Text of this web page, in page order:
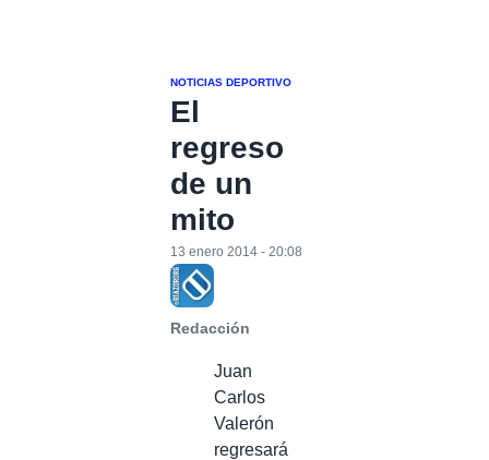
NOTICIAS DEPORTIVO
El
regreso
de un
mito
Redacción
13 enero 2014 - 20:08
Juan
Carlos
Valerón
regresará